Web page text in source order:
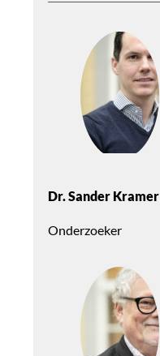
Dr. Sander Kramer
Onderzoeker